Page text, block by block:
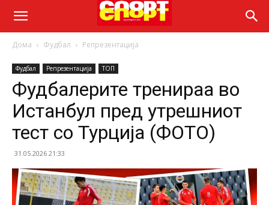
Дома Фудбал Репрезентација
Фудбал Репрезентација ТОП
Фудбалерите тренираа во
Истанбул пред утрешниот
тест со Турција (ФОТО)
31.05.2026 21:33